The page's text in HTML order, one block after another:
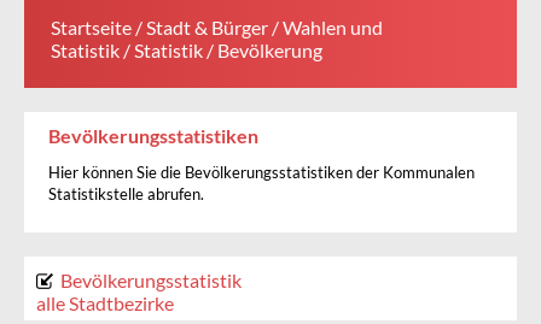
Startseite /Stadt & Bürger /Wahlen und
Statistik /Statistik / Bevölkerung
Bevölkerungsstatistiken
Hier können Sie die Bevölkerungsstatistiken der Kommunalen
Statistikstelle abrufen.
Bevölkerungsstatistik
alle Stadtbezirke